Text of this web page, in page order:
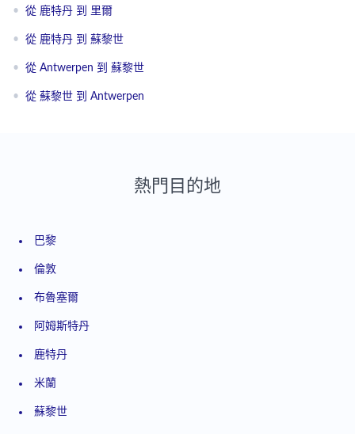
• 從 鹿特丹 到 里爾
• 從 鹿特丹 到 蘇黎世
• 從 Antwerpen 到 蘇黎世
• 從 蘇黎世 到 Antwerpen
熱門目的地
巴黎
倫敦
布魯塞爾
阿姆斯特丹
鹿特丹
米蘭
蘇黎世